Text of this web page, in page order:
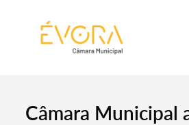
Câmara Municipal